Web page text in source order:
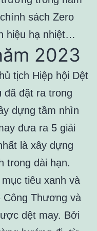
sách Zero
hiệu hạ nhiệt…
2023
tịch Hiệp hội Dệt
đã đặt ra trong
dựng tầm nhìn
đưa ra 5 giải
là xây dựng
trong dài hạn.
tiêu xanh và
Công Thương và
dệt may. Bởi